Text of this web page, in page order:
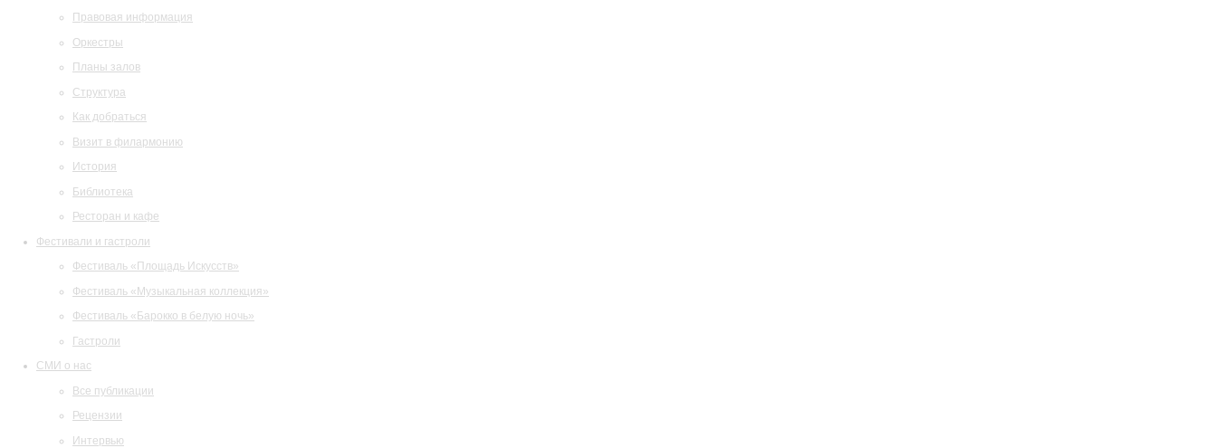
Правовая информация
Оркестры
Планы залов
Структура
Как добраться
Визит в филармонию
История
Библиотека
Ресторан и кафе
Фестивали и гастроли
Фестиваль «Площадь Искусств»
Фестиваль «Музыкальная коллекция»
Фестиваль «Барокко в белую ночь»
Гастроли
СМИ о нас
Все публикации
Рецензии
Интервью